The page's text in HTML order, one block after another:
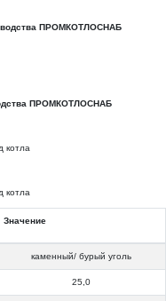
ПРОМКОТЛОСНАБ
ПРОМКОТЛОСНАБ
котла
котла
Значение
каменный/ бурый уголь
25,0